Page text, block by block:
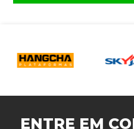
ENTRE EM